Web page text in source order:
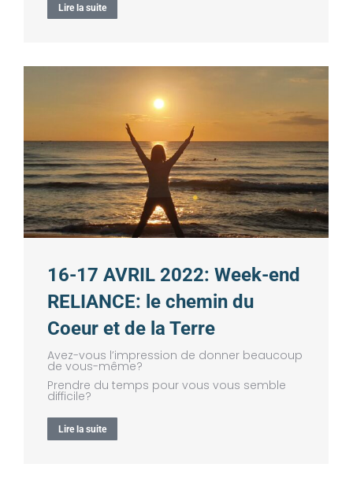
Lire la suite
16-17 AVRIL 2022: Week-end
RELIANCE: le chemin du
Coeur et de la Terre
Avez-vous l’impression de donner beaucoup
de vous-même?
Prendre du temps pour vous vous semble
difficile?
Lire la suite